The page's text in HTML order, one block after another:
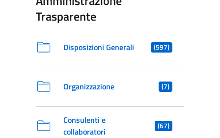
Trasparente
Disposizioni Generali (597)
Organizzazione (7)
Consulenti e
collaboratori
(67)